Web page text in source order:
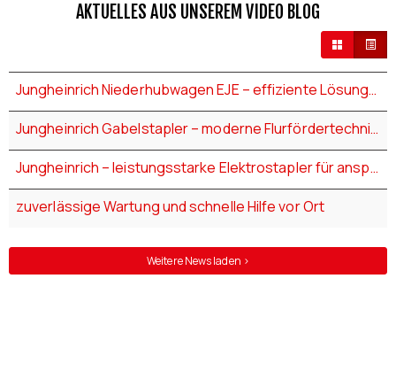
AKTUELLES AUS UNSEREM VIDEO BLOG
Jungheinrich Niederhubwagen EJE – effiziente Lösungen für den Palettentransport
Jungheinrich Gabelstapler – moderne Flurfördertechnik für jede Herausforderung
Jungheinrich – leistungsstarke Elektrostapler für anspruchsvolle Einsätze
zuverlässige Wartung und schnelle Hilfe vor Ort
Weitere News laden >